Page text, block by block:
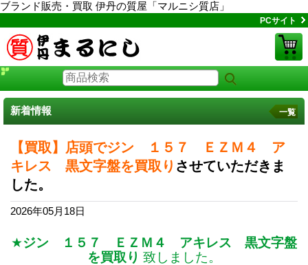
ブランド販売・買取 伊丹の質屋「マルニシ質店」
PCサイト
新着情報 一覧
【買取】店頭でジン １５７ ＥＺＭ４ ア
キレス 黒文字盤を買取り させていただきま
した。
2026年05月18日
★ジン １５７ ＥＺＭ４ アキレス 黒文字盤
を買取り 致しました。